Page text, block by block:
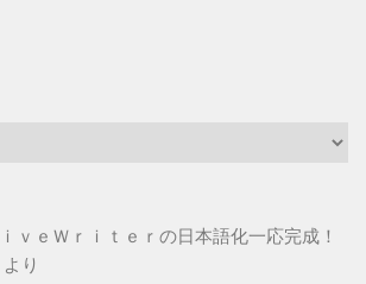
ｖｅＷｒｉｔｅｒの日本語化一応完成！
り